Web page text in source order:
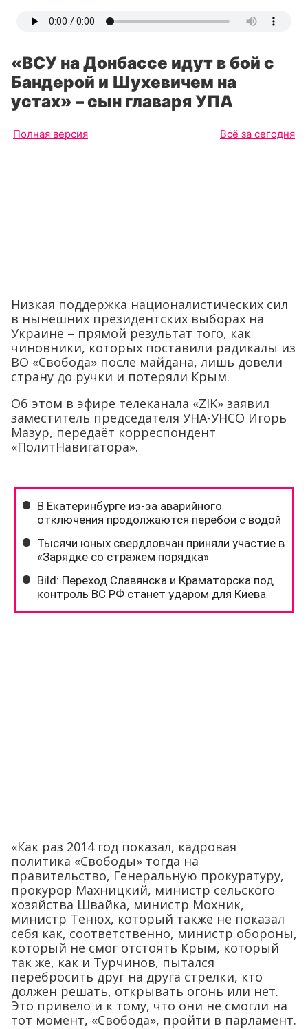
«ВСУ на Донбассе идут в бой с
Бандерой и Шухевичем на
устах» – сын главаря УПА
Полная версия Всё за сегодня
Низкая поддержка националистических сил
в нынешних президентских выборах на
Украине – прямой результат того, как
чиновники, которых поставили радикалы из
ВО «Свобода» после майдана, лишь довели
страну до ручки и потеряли Крым.
Об этом в эфире телеканала «ZIK» заявил
заместитель председателя УНА-УНСО Игорь
Мазур, передаёт корреспондент
«ПолитНавигатора».
«Как раз 2014 год показал, кадровая
политика «Свободы» тогда на
правительство, Генеральную прокуратуру,
прокурор Махницкий, министр сельского
хозяйства Швайка, министр Мохник,
министр Тенюх, который также не показал
себя как, соответственно, министр обороны,
который не смог отстоять Крым, который
так же, как и Турчинов, пытался
перебросить друг на друга стрелки, кто
должен решать, открывать огонь или нет.
Это привело и к тому, что они не смогли на
тот момент, «Свобода», пройти в парламент.